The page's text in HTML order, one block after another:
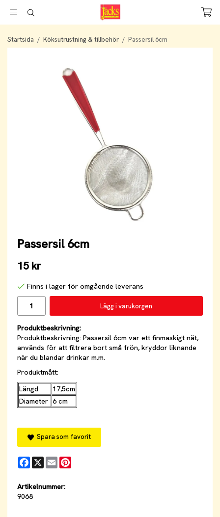
Startsida / Köksutrustning & tillbehör / Passersil 6cm
Passersil 6cm
15 kr
Finns i lager för omgående leverans
Lägg i varukorgen
Produktbeskrivning:
Produktbeskrivning: Passersil 6cm var ett finmaskigt nät,
används för att filtrera bort små frön, kryddor liknande
när du blandar drinkar m.m.
Produktmått:
Längd
17,5cm
Diameter 6 cm
Spara som favorit
Facebook
X Email
Artikelnummer:
9068